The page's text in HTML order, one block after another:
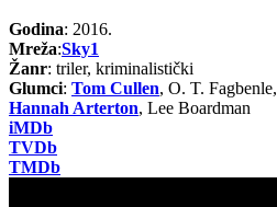
Godina: 2016.
Mreža:Sky1
Žanr: triler, kriminalistički
Glumci: Tom Cullen, O. T. Fagbenle,
Hannah Arterton, Lee Boardman
iMDb
TVDb
TMDb